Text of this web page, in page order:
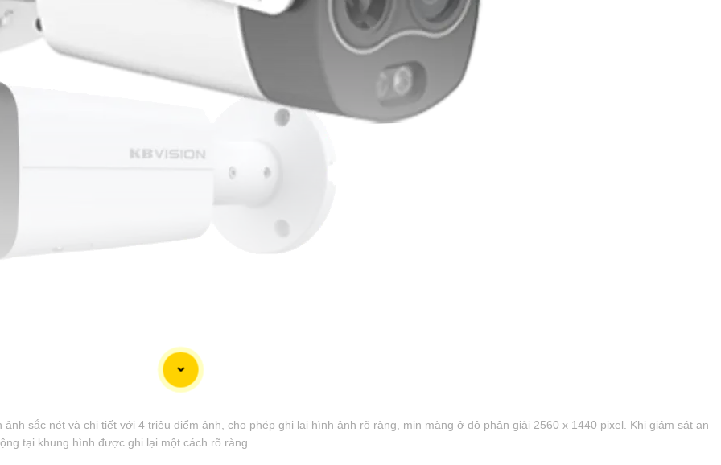
sắc nét và chi tiết với 4 triệu điểm ảnh, cho phép ghi lại hình ảnh rõ ràng, mịn màng ở độ phân giải 2560 x 1440 pixel. Khi giám sát an
tại khung hình được ghi lại một cách rõ ràng